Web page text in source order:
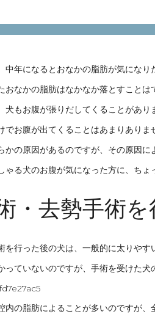
中年になるとおなかの脂肪が気になり
おなかの脂肪はなかなか落とすことは
犬もお腹が張りだしてくることがあ
でお腹が出てくることはあまりありま
かの原因があるのですが、その原因に
ゃる犬のお腹が気になった方に、ちょ
・去勢手術
を行った後の犬は、一般的に太りやす
っていないのですが、手術を受けた
内の脂肪によることが多いのですが